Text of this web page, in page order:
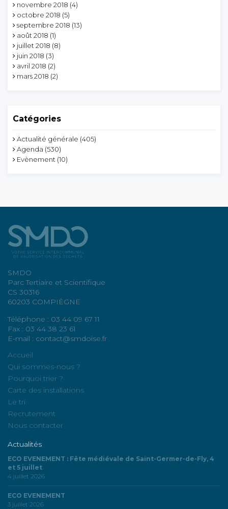
novembre 2018 (4)
octobre 2018 (5)
septembre 2018 (13)
août 2018 (1)
juillet 2018 (8)
juin 2018 (3)
avril 2018 (2)
mars 2018 (2)
Catégories
Actualité générale (405)
Agenda (530)
Evènement (10)
SMDO
Parc Tertiaire et Scientifique
CS 30316
60203 COMPIÈGNE
Téléphone : 03 44 09 67 11
Fax : 03 44 38 23 61
E-mail : contact@smdoise.fr
Accueil
Qui sommes-nous ?
Pourquoi trier ?
Carte des installations
Le tri
Recrutement
Nous contacter
Actualités
ECO EVENEMENT : Fête médiévale de Saint-Germer-de-Fly, 4
et 5 juillet
4 juillet 2026
ECO EVENEMENT
3 juillet 2026